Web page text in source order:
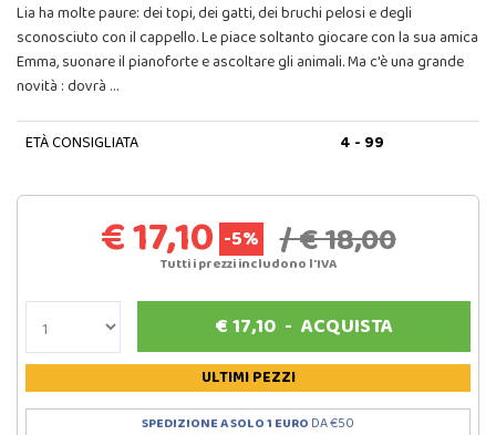
Lia ha molte paure: dei topi, dei gatti, dei bruchi pelosi e degli
sconosciuto con il cappello. Le piace soltanto giocare con la sua amica
Emma, suonare il pianoforte e ascoltare gli animali. Ma c'è una grande
novità : dovrà …
ETÀ CONSIGLIATA 4 - 99
€ 17,10 -5% / € 18,00
Tutti i prezzi includono l'IVA
€17,10- ACQUISTA
ULTIMI PEZZI
SPEDIZIONE A SOLO 1 EURO DA €50